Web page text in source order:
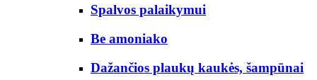
Spalvos palaikymui
Be amoniako
Dažančios plaukų kaukės, šampūnai